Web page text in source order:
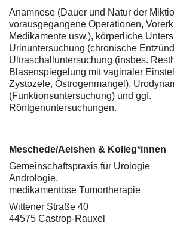
Anamnese (Dauer und Natur der
vorausgegangene Operationen,
Medikamente usw.), körperliche
Urinuntersuchung (chronische
Ultraschalluntersuchung (insbes.
Blasenspiegelung mit vaginaler
Zystozele, Östrogenmangel),
(Funktionsuntersuchung) und ggf.
Röntgenuntersuchungen.
Meschede/Aeishen & Kolleg*innen
Gemeinschaftspraxis für Urologie
Andrologie,
medikamentöse Tumortherapie
Wittener Straße 40
44575 Castrop-Rauxel